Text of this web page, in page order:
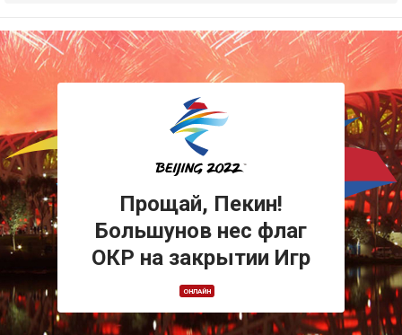
Прощай, Пекин!
Большунов нес флаг
ОКР на закрытии Игр
ОНЛАЙН